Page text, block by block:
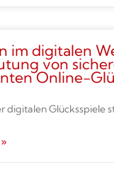
im digitalen
von
Online-
digitalen Glücksspiele